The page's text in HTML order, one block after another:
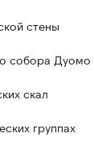
стены
собора Дуомо
скал
группах